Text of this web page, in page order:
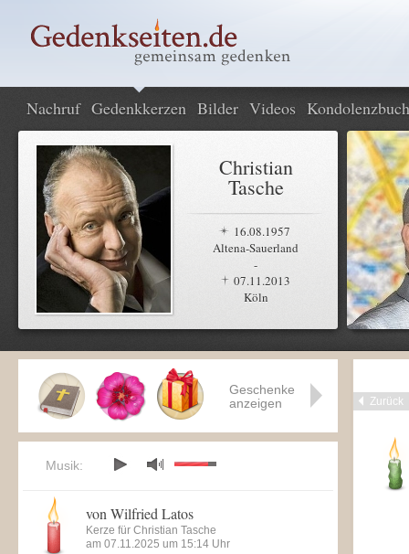
Nachruf Gedenkkerzen Bilder Videos Kondolenzbuch
Christian
Tasche
16.08.1957
Altena-Sauerland
-
07.11.2013
Köln
Zurück
Geschenke
anzeigen
Musik:
von Wilfried Latos
Kerze für Christian Tasche
am 07.11.2025 um 15:14 Uhr